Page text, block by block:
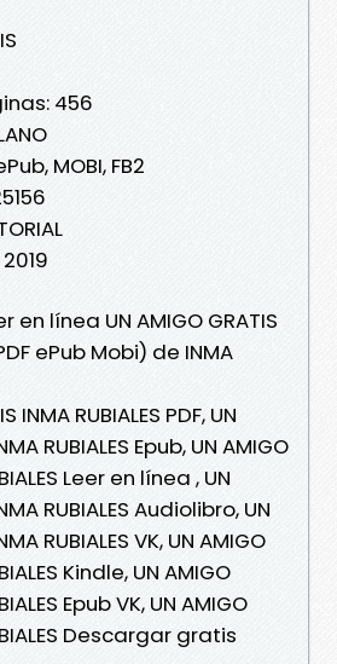
456
MOBI, FB2
línea UN AMIGO GRATIS
ePub Mobi) de INMA
INMA RUBIALES PDF, UN
RUBIALES Epub, UN AMIGO
Leer en línea , UN
RUBIALES Audiolibro, UN
RUBIALES VK, UN AMIGO
Kindle, UN AMIGO
Epub VK, UN AMIGO
Descargar gratis